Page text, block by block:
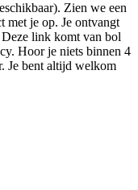
Zien we een
met je op. Je ontvangt
link komt van bol
Hoor je niets binnen 4
Je bent altijd welkom